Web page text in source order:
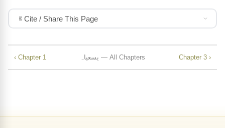
Cite / Share This Page
‹ Chapter 1 یسعیاہ — All Chapters Chapter 3 ›